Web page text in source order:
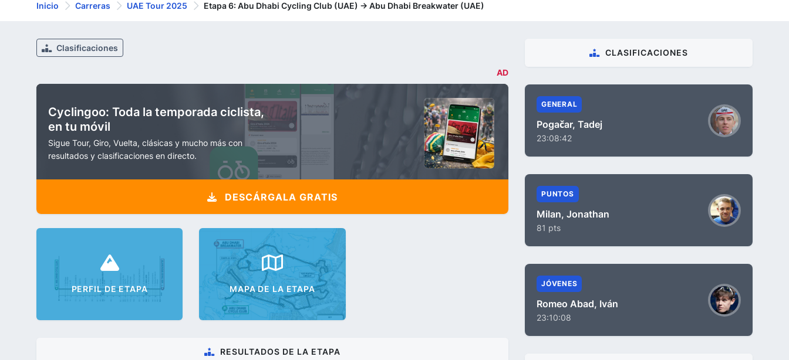
Inicio Carreras UAE Tour 2025 Etapa 6: Abu Dhabi Cycling Club (UAE) -> Abu Dhabi Breakwater (UAE)
Clasificaciones
AD
Cyclingoo: Toda la temporada ciclista,
en tu móvil
Sigue Tour, Giro, Vuelta, clásicas y mucho más con
resultados y clasificaciones en directo.
DESCÁRGALA GRATIS
PERFIL DE ETAPA MAPA DE LA ETAPA
RESULTADOS DE LA ETAPA
CLASIFICACIONES
GENERAL
Pogačar, Tadej
23:08:42
PUNTOS
Milan, Jonathan
81 pts
JÓVENES
Romeo Abad, Iván
23:10:08